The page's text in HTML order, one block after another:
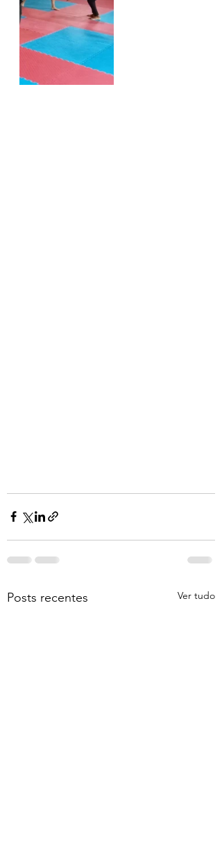
Posts recentes Ver tudo